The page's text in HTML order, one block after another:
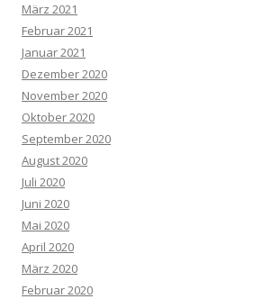
März 2021
Februar 2021
Januar 2021
Dezember 2020
November 2020
Oktober 2020
September 2020
August 2020
Juli 2020
Juni 2020
Mai 2020
April 2020
März 2020
Februar 2020